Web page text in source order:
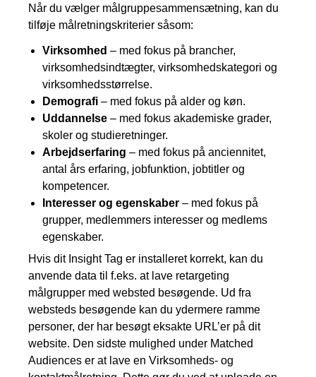
Når du vælger målgruppesammensætning, kan du
tilføje målretningskriterier såsom:
Virksomhed – med fokus på brancher,
virksomhedsindtægter, virksomhedskategori og
virksomhedsstørrelse.
Demografi – med fokus på alder og køn.
Uddannelse – med fokus akademiske grader,
skoler og studieretninger.
Arbejdserfaring – med fokus på anciennitet,
antal års erfaring, jobfunktion, jobtitler og
kompetencer.
Interesser og egenskaber – med fokus på
grupper, medlemmers interesser og medlems
egenskaber.
Hvis dit Insight Tag er installeret korrekt, kan du
anvende data til f.eks. at lave retargeting
målgrupper med websted besøgende. Ud fra
websteds besøgende kan du ydermere ramme
personer, der har besøgt eksakte URL’er på dit
website. Den sidste mulighed under Matched
Audiences er at lave en Virksomheds- og